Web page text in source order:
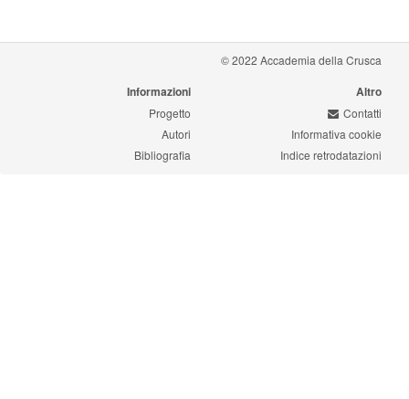
© 2022 Accademia della Crusca
Informazioni
Progetto
Autori
Bibliografia
Altro
Contatti
Informativa cookie
Indice retrodatazioni